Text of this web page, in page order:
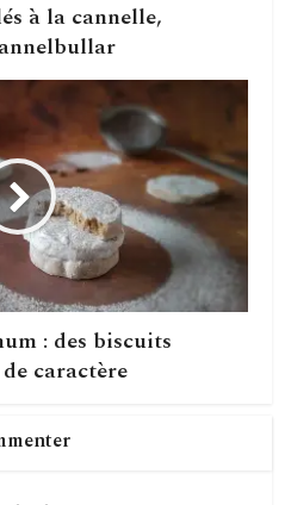
à la cannelle,
: des biscuits
caractère